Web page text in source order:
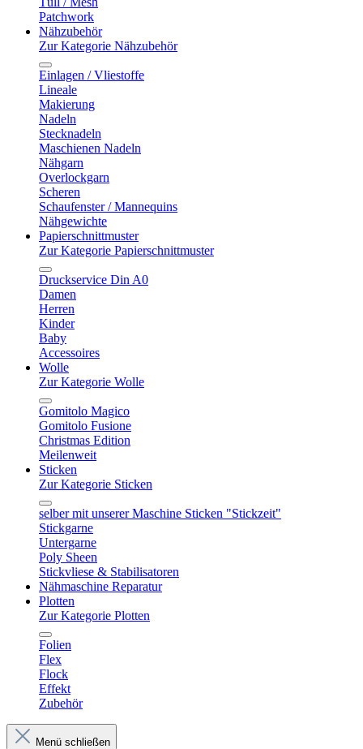
Patchwork
Nähzubehör
Zur Kategorie Nähzubehör
Einlagen / Vliestoffe
Lineale
Makierung
Nadeln
Stecknadeln
Maschienen Nadeln
Nähgarn
Overlockgarn
Scheren
Schaufenster / Mannequins
Nähgewichte
Papierschnittmuster
Zur Kategorie Papierschnittmuster
Druckservice Din A0
Damen
Herren
Kinder
Baby
Accessoires
Wolle
Zur Kategorie Wolle
Gomitolo Magico
Gomitolo Fusione
Christmas Edition
Meilenweit
Sticken
Zur Kategorie Sticken
selber mit unserer Maschine Sticken "Stickzeit"
Stickgarne
Untergarne
Poly Sheen
Stickvliese & Stabilisatoren
Nähmaschine Reparatur
Plotten
Zur Kategorie Plotten
Folien
Flex
Flock
Effekt
Zubehör
Menü schließen